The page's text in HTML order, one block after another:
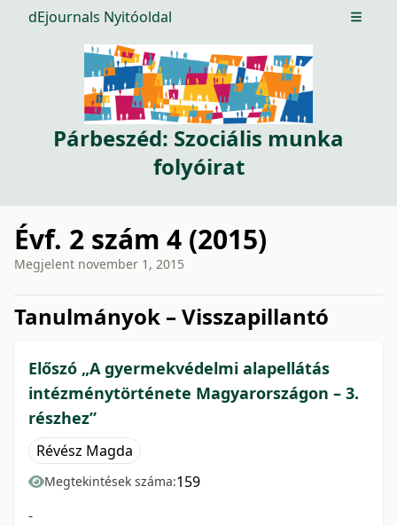
dEjournals Nyitóoldal Open
Párbeszéd: Szociális munka
folyóirat
Évf. 2 szám 4 (2015)
Megjelent november 1, 2015
Tanulmányok – Visszapillantó
Előszó „A gyermekvédelmi alapellátás
intézménytörténete Magyarországon – 3.
részhez”
Révész Magda
Megtekintések száma:159
-